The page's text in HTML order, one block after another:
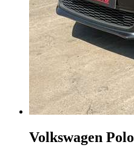
Volkswagen Polo